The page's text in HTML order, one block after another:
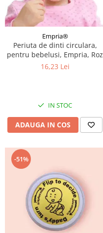
Empria®
Periuta de dinti circulara,
pentru bebelusi, Empria, Roz
16,23 Lei
IN STOC
ADAUGA IN COS
-51%